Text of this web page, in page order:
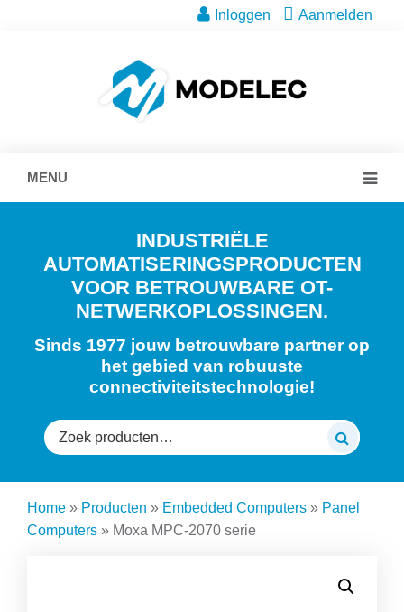
Inloggen Aanmelden
MENU
INDUSTRIËLE
AUTOMATISERINGSPRODUCTEN
VOOR BETROUWBARE OT-
NETWERKOPLOSSINGEN.
Sinds 1977 jouw betrouwbare partner op
het gebied van robuuste
connectiviteitstechnologie!
Zoeken
naar:
Home » Producten » Embedded Computers » Panel
Computers » Moxa MPC-2070 serie